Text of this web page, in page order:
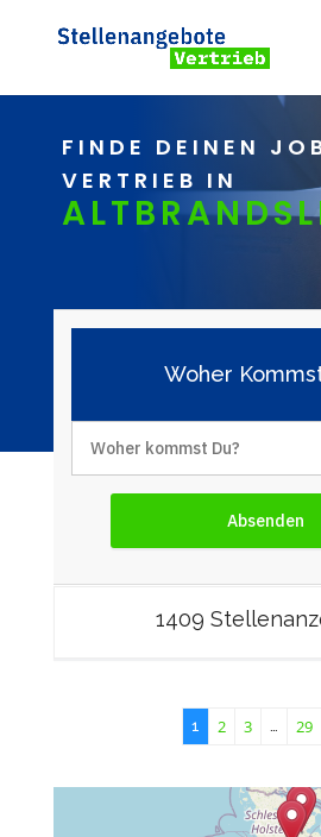
FINDE DEINEN
VERTRIEB IN
Woher
1409
1 2 3 … 29